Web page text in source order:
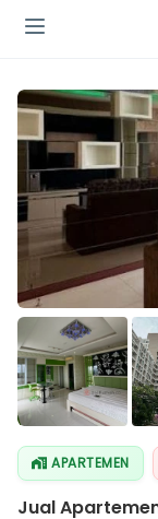
APARTEMEN
Jual